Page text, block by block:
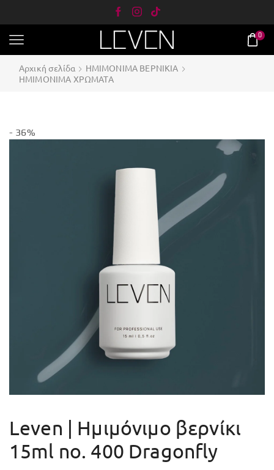
0
Αρχική σελίδα
ΗΜΙΜΟΝΙΜΑ ΒΕΡΝΙΚΙΑ
ΗΜΙΜΟΝΙΜΑ ΧΡΩΜΑΤΑ
- 36%
Leven | Ημιμόνιμο βερνίκι
15ml no. 400 Dragonfly